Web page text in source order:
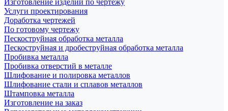
Изготовление изделий по чертежу
Услуги проектирования
Доработка чертежей
По готовому чертежу
Пескоструйная обработка металла
Пескоструйная и дробеструйная обработка металла
Пробивка металла
Пробивка отверстий в металле
Шлифование и полировка металлов
Шлифование стали и сплавов металлов
Штамповка металла
Изготовление на заказ